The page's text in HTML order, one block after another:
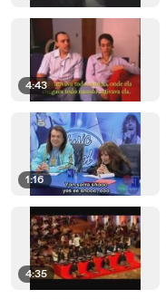
4:43
1:16
4:35